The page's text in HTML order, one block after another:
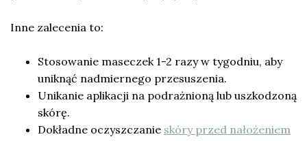
Inne zalecenia to:
Stosowanie maseczek 1-2 razy w tygodniu, aby
uniknąć nadmiernego przesuszenia.
Unikanie aplikacji na podrażnioną lub uszkodzoną
skórę.
Dokładne oczyszczanie skóry przed nałożeniem